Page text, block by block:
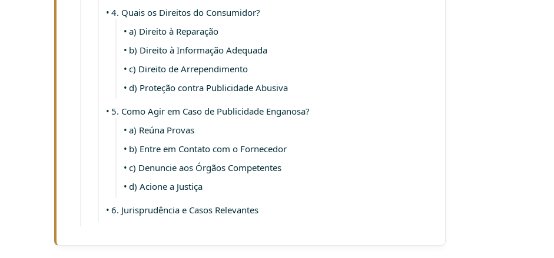
4. Quais os Direitos do Consumidor?
a) Direito à Reparação
b) Direito à Informação Adequada
c) Direito de Arrependimento
d) Proteção contra Publicidade Abusiva
5. Como Agir em Caso de Publicidade Enganosa?
a) Reúna Provas
b) Entre em Contato com o Fornecedor
c) Denuncie aos Órgãos Competentes
d) Acione a Justiça
6. Jurisprudência e Casos Relevantes